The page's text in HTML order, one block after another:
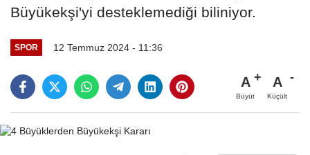
Büyükekşi'yi desteklemediği biliniyor.
SPOR 12 Temmuz 2024 - 11:36
A
Büyüt
A
Küçült